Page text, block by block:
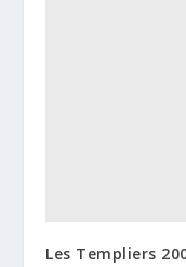
Les Templiers